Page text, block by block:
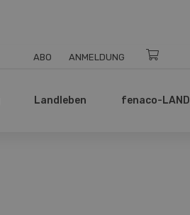
ABO ANMELDUNG
Landleben fenaco-LANDI